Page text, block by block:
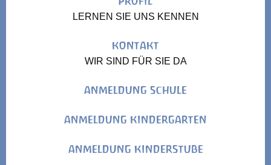
LERNEN SIE UNS KENNEN
KONTAKT
WIR SIND FÜR SIE DA
ANMELDUNG SCHULE
ANMELDUNG KINDERGARTEN
ANMELDUNG KINDERSTUBE